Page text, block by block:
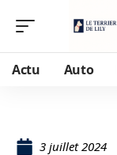
Actu Auto
3 juillet 2024